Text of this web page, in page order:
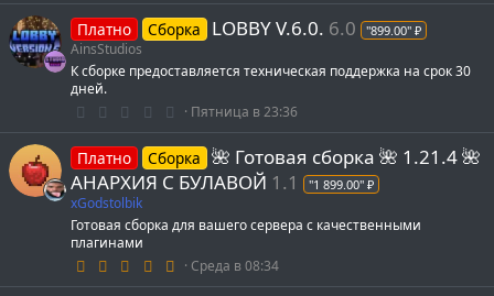
0
з
ё
Платно Сборка LOBBY V.6.0. 6.0 "899.00" ₽
AinsStudios
К сборке предоставляется техническая поддержка на срок 30
дней.
0
0
з
в
з
д
Пятница в 23:36
Платно Сборка 🌺 Готовая сборка 🌺 1.21.4 🌺
АНАРХИЯ С БУЛАВОЙ 1.1 "1 899.00" ₽
xGodstolbik
Готовая сборка для вашего сервера с качественными
плагинами
4 Среда в 08:34